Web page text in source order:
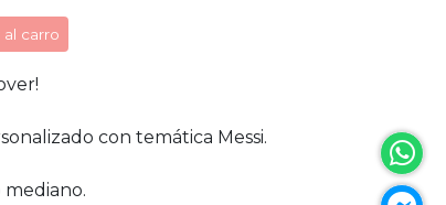
carro
con temática Messi.
mediano.